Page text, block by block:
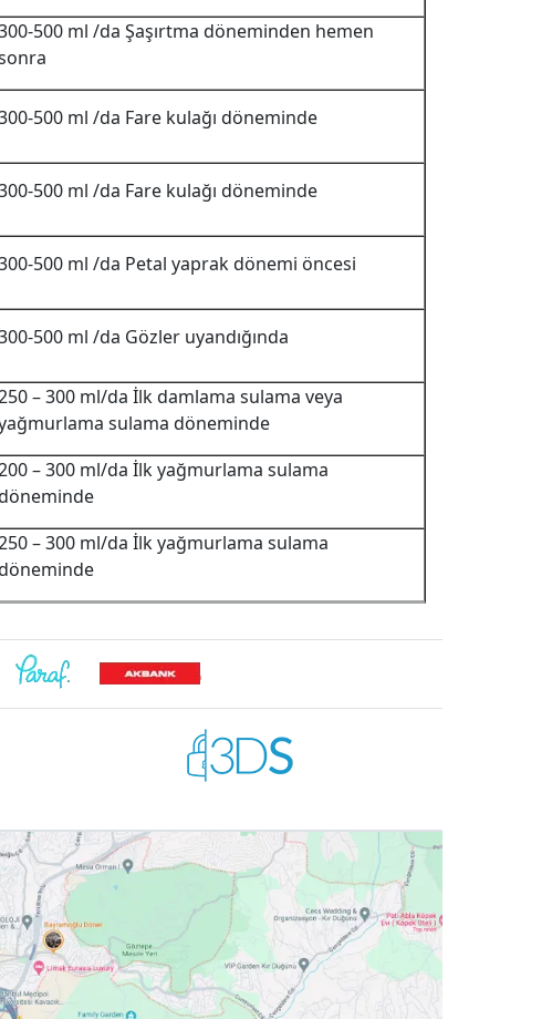
500 ml /da Şaşırtma döneminden hemen
500 ml /da Fare kulağı döneminde
500 ml /da Fare kulağı döneminde
500 ml /da Petal yaprak dönemi öncesi
500 ml /da Gözler uyandığında
– 300 ml/da İlk damlama sulama veya
sulama döneminde
– 300 ml/da İlk yağmurlama sulama
– 300 ml/da İlk yağmurlama sulama